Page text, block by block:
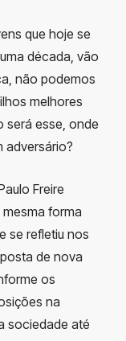
que hoje se
década, vão
não podemos
melhores
será esse, onde
adversário?
Freire
forma
se refletiu nos
de nova
os
na
sociedade até